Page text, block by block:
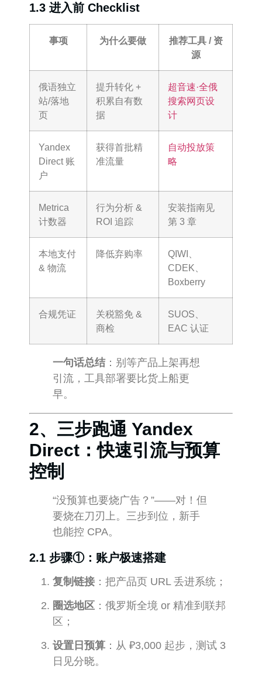
1.3 进入前 Checklist
事项 为什么要做
推荐工具 / 资
源
俄语独立
站/落地
页
提升转化 +
积累自有数
据
超音速·全俄
搜索网页设
计
Yandex
Direct 账
户
获得首批精
准流量
自动投放策
略
Metrica
计数器
行为分析 &
ROI 追踪
安装指南见
第 3 章
本地支付
& 物流
降低弃购率
QIWI、
СDEK、
Boxberry
合规凭证
关税豁免 &
商检
SUOS、
EAC 认证
一句话总结：别等产品上架再想
引流，工具部署要比货上船更
早。
2、三步跑通 Yandex
Direct：快速引流与预算
控制
“没预算也要烧广告？”——对！但
要烧在刀刃上。三步到位，新手
也能控 CPA。
2.1 步骤①：账户极速搭建
复制链接 ：把产品页 URL 丢进系统；
圈选地区 ：俄罗斯全境 or 精准到联邦
区；
设置日预算 ：从 ₽3,000 起步，测试 3
日见分晓。